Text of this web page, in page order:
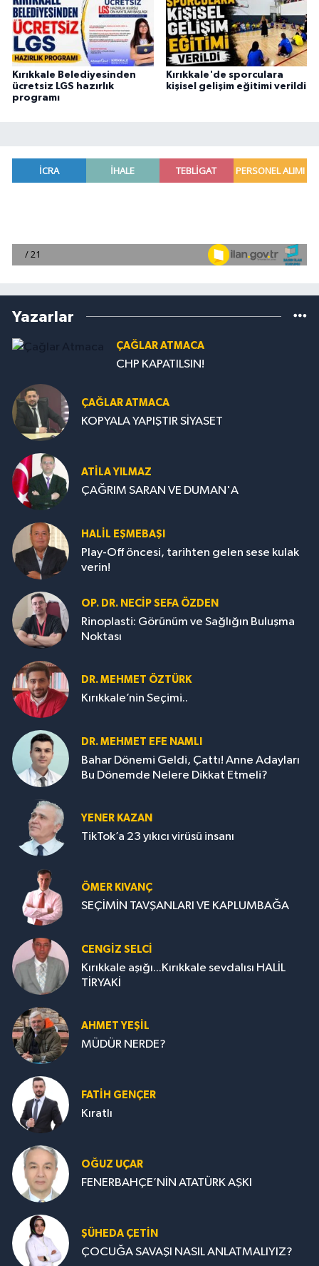
Kırıkkale Belediyesinden
ücretsiz LGS hazırlık
programı
Kırıkkale'de sporculara
kişisel gelişim eğitimi verildi
Yazarlar
ÇAĞLAR ATMACA
CHP KAPATILSIN!
ÇAĞLAR ATMACA
KOPYALA YAPIŞTIR SİYASET
ATILA YILMAZ
ÇAĞRIM SARAN VE DUMAN'A
HALIL EŞMEBAŞI
Play-Off öncesi, tarihten gelen sese kulak
verin!
OP. DR. NECIP SEFA ÖZDEN
Rinoplasti: Görünüm ve Sağlığın Buluşma
Noktası
DR. MEHMET ÖZTÜRK
Kırıkkale’nin Seçimi..
DR. MEHMET EFE NAMLI
Bahar Dönemi Geldi, Çattı! Anne Adayları
Bu Dönemde Nelere Dikkat Etmeli?
YENER KAZAN
TikTok’a 23 yıkıcı virüsü insanı
ÖMER KIVANÇ
SEÇİMİN TAVŞANLARI VE KAPLUMBAĞA
CENGİZ SELCİ
Kırıkkale aşığı...Kırıkkale sevdalısı HALİL
TİRYAKİ
AHMET YEŞİL
MÜDÜR NERDE?
FATIH GENÇER
Kıratlı
OĞUZ UÇAR
FENERBAHÇE’NİN ATATÜRK AŞKI
ŞÜHEDA ÇETİN
ÇOCUĞA SAVAŞI NASIL ANLATMALIYIZ?